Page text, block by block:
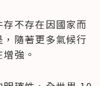
不存在因國家而
隨著更多氣候行
強。